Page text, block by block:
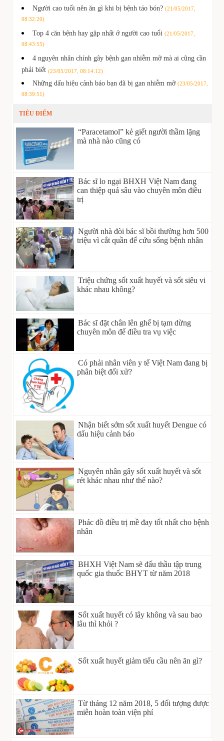
Người cao tuổi nên ăn gì khi bị bệnh táo bón? (21/05/2017,
08:32:20)
Top 4 căn bệnh hay gặp nhất ở người cao tuổi (21/05/2017,
08:43:55)
4 nguyên nhân chính gây bệnh gan nhiễm mỡ mà ai cũng cần
phải biết (23/05/2017, 08:14:12)
Những dấu hiệu cảnh báo bạn đã bị gan nhiễm mỡ (23/05/2017,
08:39:51)
TIÊU ĐIỂM
“Paracetamol” kẻ giết người thầm lặng
mà nhà nào cũng có
Bác sĩ lo ngại BHXH Việt Nam đang
can thiệp quá sâu vào chuyên môn điều
trị
Người nhà đòi bác sĩ bồi thường hơn 500
triệu vì cắt quần để cứu sống bệnh nhân
Triệu chứng sốt xuất huyết và sốt siêu vi
khác nhau không?
Bác sĩ đặt chân lên ghế bị tạm dừng
chuyên môn để điều tra vụ việc
Có phải nhân viên y tế Việt Nam đang bị
phân biệt đối xử?
Nhận biết sớm sốt xuất huyết Dengue có
dấu hiệu cảnh báo
Nguyên nhân gây sốt xuất huyết và sốt
rét khác nhau như thế nào?
Phác đồ điều trị mề đay tốt nhất cho bệnh
nhân
BHXH Việt Nam sẽ đấu thầu tập trung
quốc gia thuốc BHYT từ năm 2018
Sốt xuất huyết có lây không và sau bao
lâu thì khỏi ?
Sốt xuất huyết giảm tiểu cầu nên ăn gì?
Từ tháng 12 năm 2018, 5 đối tượng được
miễn hoàn toàn viện phí